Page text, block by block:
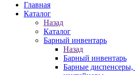
Главная
Каталог
Назад
Каталог
Барный инвентарь
Назад
Барный инвентарь
Барные